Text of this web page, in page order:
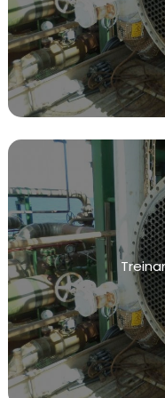
MANUTENÇÃO E
DE MEDIÇÃO DE
MANUTENÇÃO
CONFORME NR13
SISTEMAS DE
TESTE
INSPEÇÃO NR13
NR13 VASOS DE
INSPEÇÃO VASOS
CALIBRAÇÃO DE
CALIBRAÇÃO DE
CALIBRAÇÃO DE
INSPEÇÕES DE